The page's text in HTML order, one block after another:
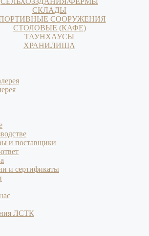
СКЛАДЫ
СООРУЖЕНИЯ
СТОЛОВЫЕ (КАФЕ)
ТАУНХАУСЫ
ХРАНИЛИЩА
и поставщики
и сертификаты
ЛСТК